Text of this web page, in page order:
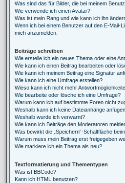
Was sind das für Bilder, die bei meinem
Wie verwende ich einen Avatar?
Was ist mein Rang und wie kann ich ihn
Wenn ich bei einem Benutzer auf den E-Mail-
mich anzumelden.
Beiträge schreiben
Wie erstelle ich ein neues Thema oder eine
Wie kann ich einen Beitrag bearbeiten oder
Wie kann ich meinem Beitrag eine Signatur
Wie kann ich eine Umfrage erstellen?
Wieso kann ich nicht mehr
Wie bearbeite oder lösche ich eine Umfrage?
Warum kann ich auf bestimmte Foren nicht
Weshalb kann ich keine Dateianhänge
Weshalb wurde ich verwarnt?
Wie kann ich Beiträge den Moderatoren
Was bewirkt die „Speichern“-Schaltfläche
Warum muss mein Beitrag erst freigegeben
Wie markiere ich ein Thema als neu?
Textformatierung und Thementypen
Was ist BBCode?
Kann ich HTML benutzen?